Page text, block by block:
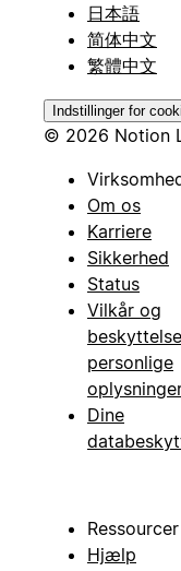
日本語
简体中文
繁體中文
Indstillinger for
© 2026 Notion
Om os
Karriere
Sikkerhed
Status
Vilkår og
personlige
Dine
Ressourcer
Hjælp